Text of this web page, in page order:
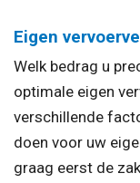
Eigen
Welk bedrag u
optimale eigen
verschillende
doen voor uw
graag eerst de